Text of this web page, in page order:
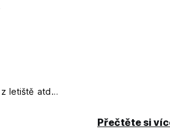
letiště atd
Přečtěte si